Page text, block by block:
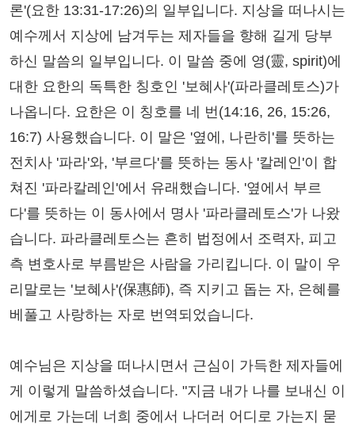
론'(요한 13:31-17:26)의 일부입니다. 지상을 떠나시는
예수께서 지상에 남겨두는 제자들을 향해 길게 당부
하신 말씀의 일부입니다. 이 말씀 중에 영(靈, spirit)에
대한 요한의 독특한 칭호인 '보혜사'(파라클레토스)가
나옵니다. 요한은 이 칭호를 네 번(14:16, 26, 15:26,
16:7) 사용했습니다. 이 말은 '옆에, 나란히'를 뜻하는
전치사 '파라'와, '부르다'를 뜻하는 동사 '칼레인'이 합
쳐진 '파라칼레인'에서 유래했습니다. '옆에서 부르
다'를 뜻하는 이 동사에서 명사 '파라클레토스'가 나왔
습니다. 파라클레토스는 흔히 법정에서 조력자, 피고
측 변호사로 부름받은 사람을 가리킵니다. 이 말이 우
리말로는 '보혜사'(保惠師), 즉 지키고 돕는 자, 은혜를
베풀고 사랑하는 자로 번역되었습니다.
예수님은 지상을 떠나시면서 근심이 가득한 제자들에
게 이렇게 말씀하셨습니다. "지금 내가 나를 보내신 이
에게로 가는데 너희 중에서 나더러 어디로 가는지 묻